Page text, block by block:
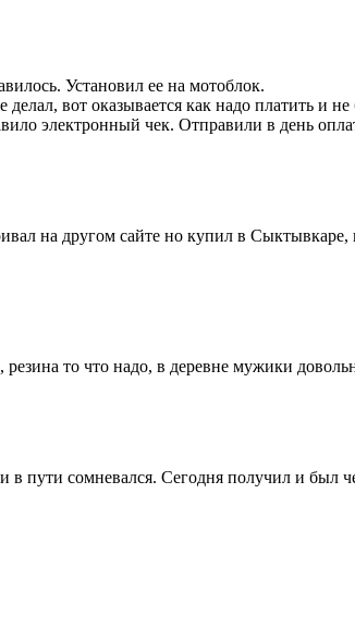
Установил ее на мотоблок.
вот оказывается как надо платить и
электронный чек. Отправили в день
на другом сайте но купил в
то что надо, в деревне мужики
пути сомневался. Сегодня получил и был